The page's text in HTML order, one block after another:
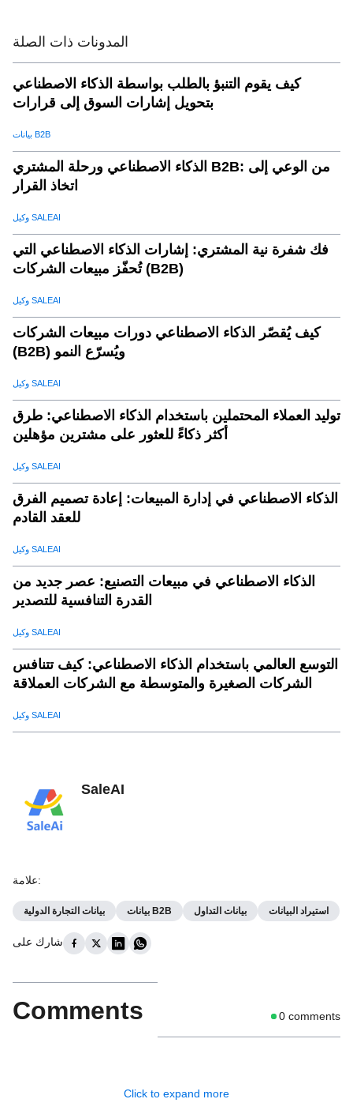
المدونات ذات الصلة
كيف يقوم التنبؤ بالطلب بواسطة الذكاء الاصطناعي
بتحويل إشارات السوق إلى قرارات
بيانات B2B
الذكاء الاصطناعي ورحلة المشتري B2B: من الوعي إلى
اتخاذ القرار
وكيل SALEAI
فك شفرة نية المشتري: إشارات الذكاء الاصطناعي التي
تُحفّز مبيعات الشركات (B2B)
وكيل SALEAI
كيف يُقصّر الذكاء الاصطناعي دورات مبيعات الشركات
(B2B) ويُسرّع النمو
وكيل SALEAI
توليد العملاء المحتملين باستخدام الذكاء الاصطناعي: طرق
أكثر ذكاءً للعثور على مشترين مؤهلين
وكيل SALEAI
الذكاء الاصطناعي في إدارة المبيعات: إعادة تصميم الفرق
للعقد القادم
وكيل SALEAI
الذكاء الاصطناعي في مبيعات التصنيع: عصر جديد من
القدرة التنافسية للتصدير
وكيل SALEAI
التوسع العالمي باستخدام الذكاء الاصطناعي: كيف تتنافس
الشركات الصغيرة والمتوسطة مع الشركات العملاقة
وكيل SALEAI
SaleAI
علامة:
بيانات التجارة الدولية بيانات B2B بيانات التداول استيراد البيانات
شارك على
Comments 0 comments
Click to expand more